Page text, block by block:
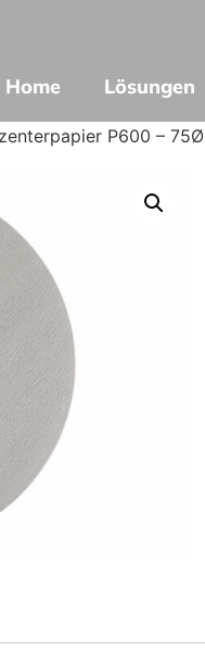
Home Lösungen
P600 – 75Ø